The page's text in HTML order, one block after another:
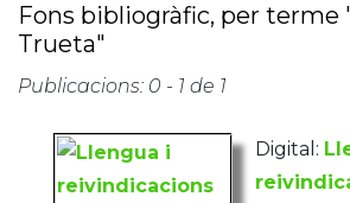
Fons bibliogràfic, per terme
Trueta"
Publicacions: 0 - 1 de 1
Digital: